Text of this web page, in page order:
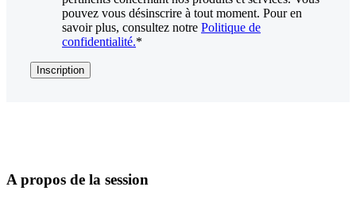
pouvez vous désinscrire à tout moment. Pour en
savoir plus, consultez notre Politique de
confidentialité.*
A propos de la session